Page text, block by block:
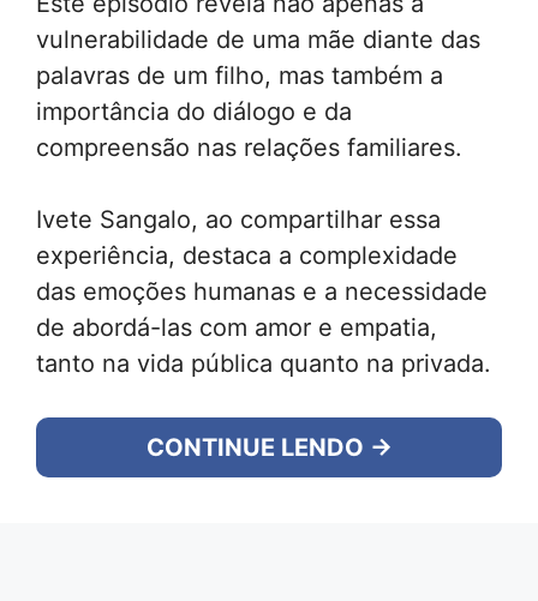
vulnerabilidade de uma mãe diante das
palavras de um filho, mas também a
importância do diálogo e da
compreensão nas relações familiares.
Ivete Sangalo, ao compartilhar essa
experiência, destaca a complexidade
das emoções humanas e a necessidade
de abordá-las com amor e empatia,
tanto na vida pública quanto na privada.
CONTINUE LENDO →